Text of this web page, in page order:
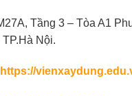
Tầng 3 – Tòa A1
Nội.
https://